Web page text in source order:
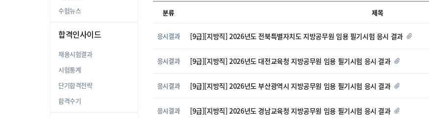
수험뉴스
합격인사이드
채용시험결과
시험통계
단기합격전략
합격수기
분류 제목
응시결과 [9급][지방직] 2026년도 전북특별자치도 지방공무원 임용 필기시험 응시 결과
응시결과 [9급][지방직] 2026년도 대전교육청 지방공무원 임용 필기시험 응시 결과
응시결과 [9급][지방직] 2026년도 부산광역시 지방공무원 임용 필기시험 응시 결과
응시결과 [9급][지방직] 2026년도 경남교육청 지방공무원 임용 필기시험 응시 결과